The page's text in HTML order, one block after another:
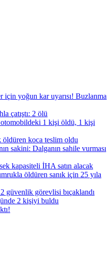
için yoğun kar uyarısı! Buzlanma
çatıştı: 2 ölü
otomobildeki 1 kişi öldü, 1 kişi
öldüren koca teslim oldu
sakini: Dalganın sahile vurması
kapasiteli İHA satın alacak
öldüren sanık için 25 yıla
güvenlik görevlisi bıçaklandı
2 kişiyi buldu